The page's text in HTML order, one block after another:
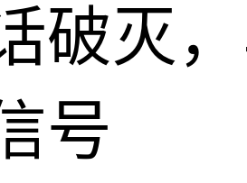
破灭
号